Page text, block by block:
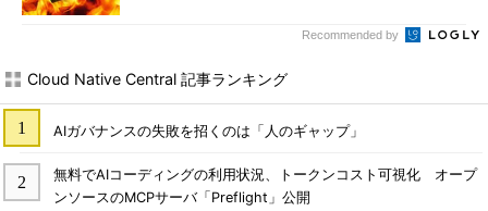
Recommended by
Cloud Native Central 記事ランキング
AIガバナンスの失敗を招くのは「人のギャップ」
無料でAIコーディングの利用状況、トークンコスト可視化 オープ
ンソースのMCPサーバ「Preflight」公開